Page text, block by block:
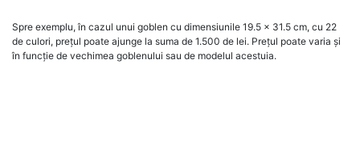
Spre exemplu, în cazul unui goblen cu dimensiunile 19.5 x 31.5 cm, cu 22
de culori, prețul poate ajunge la suma de 1.500 de lei. Prețul poate varia și
în funcție de vechimea goblenului sau de modelul acestuia.